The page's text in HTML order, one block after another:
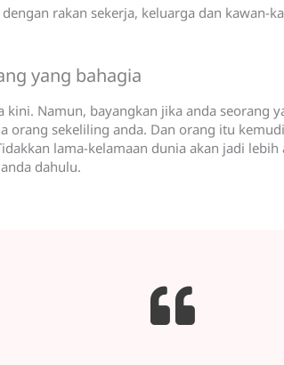
rakan sekerja, keluarga dan kawan-
yang bahagia
Namun, bayangkan jika anda seorang
orang sekeliling anda. Dan orang itu
lama-kelamaan dunia akan jadi lebih
dahulu.